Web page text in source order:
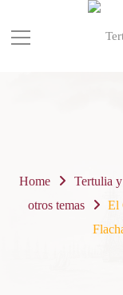
Home Tertulia y
otros temas
El